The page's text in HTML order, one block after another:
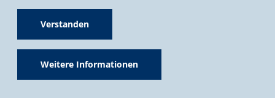
Verstanden
Weitere Informationen
© 2026 MHKBD NRW
Fußzeile
Impressum
Netiquette